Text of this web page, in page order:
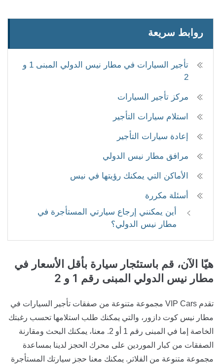
روابط سريعة
تأجير السيارات في مطار نيس الدولي المبنى 1 و
2
مركز تأجير السيارات
استلام سيارات التأجير
إعادة سيارات التأجير
مرافق مطار نيس الدولي
الأماكن التي يمكنك رؤيتها في نيس
أسئلة مكررة
أين يمكنني إرجاع سيارتي المستأجرة في
مطار نيس الدولي؟
هيّا الآن، قم باستئجار سيارة بأقل الأسعار في
مطار نيس الدولي المبنى رقم 1 و 2
تقدم VIP Cars مجموعة متنوعة من صفقات تأجير السيارات في
مطار نيس كوت دازور، والتي يمكنك طلب استلامها تحسب رغبتك
الخاصة إما في المبنى رقم 1 أو 2. معنا، يمكنك البحث ومقارنة
الصفقات من كبار الموردين على محرك الحجز لدينا بمساعدة
مجموعة متنوعة من الفلاتر. يمكنك معنا حجز سيارتك المستأجرة